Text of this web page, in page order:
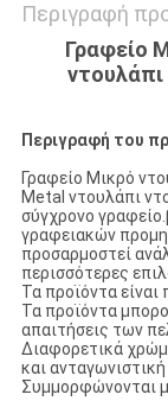
Περιγραφή
Γραφείο
ντουλάπι
Περιγραφή του
Γραφείο Μικρό
Metal ντουλάπι
σύγχρονο
γραφειακών
προσαρμοστεί
περισσότερες
Τα προϊόντα είναι
Τα προϊόντα
απαιτήσεις των
Διαφορετικά
και ανταγωνιστική
Συμμορφώνονται